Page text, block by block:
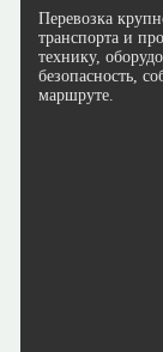
Перевозка
транспорта и
технику,
безопасность,
маршруте.